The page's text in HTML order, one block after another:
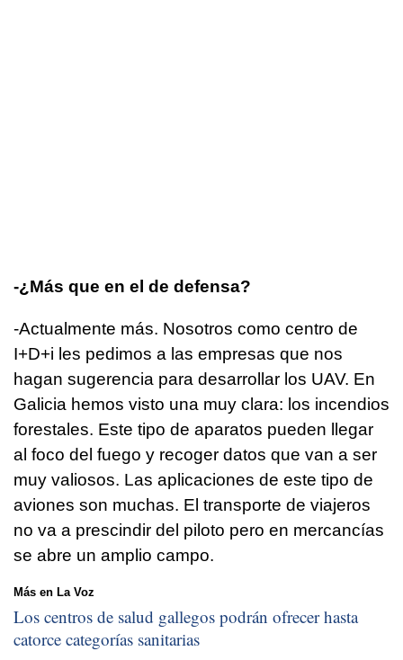
-¿Más que en el de defensa?
-Actualmente más. Nosotros como centro de
I+D+i les pedimos a las empresas que nos
hagan sugerencia para desarrollar los UAV. En
Galicia hemos visto una muy clara: los incendios
forestales. Este tipo de aparatos pueden llegar
al foco del fuego y recoger datos que van a ser
muy valiosos. Las aplicaciones de este tipo de
aviones son muchas. El transporte de viajeros
no va a prescindir del piloto pero en mercancías
se abre un amplio campo.
Más en La Voz
Los centros de salud gallegos podrán ofrecer hasta
catorce categorías sanitarias